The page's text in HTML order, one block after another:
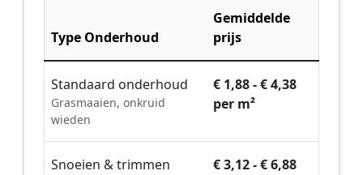
Type Onderhoud
Gemiddelde
prijs
Standaard onderhoud
Grasmaaien, onkruid
wieden
€ 1,88 - € 4,38
per m²
Snoeien & trimmen
€ 3,12 - € 6,88